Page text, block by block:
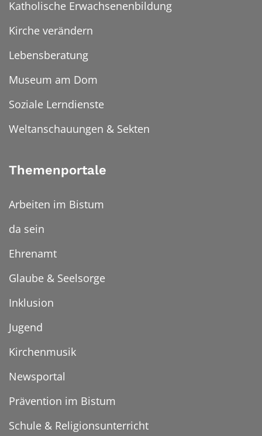
Katholische Erwachsenenbildung
Kirche verändern
Lebensberatung
Museum am Dom
Soziale Lerndienste
Weltanschauungen & Sekten
Themenportale
Arbeiten im Bistum
da sein
Ehrenamt
Glaube & Seelsorge
Inklusion
Jugend
Kirchenmusik
Newsportal
Prävention im Bistum
Schule & Religionsunterricht